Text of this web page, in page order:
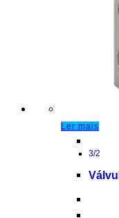
Ler mais
3/2